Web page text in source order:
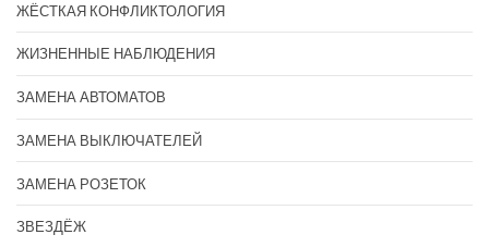
ЖЁСТКАЯ КОНФЛИКТОЛОГИЯ
ЖИЗНЕННЫЕ НАБЛЮДЕНИЯ
ЗАМЕНА АВТОМАТОВ
ЗАМЕНА ВЫКЛЮЧАТЕЛЕЙ
ЗАМЕНА РОЗЕТОК
ЗВЕЗДЁЖ